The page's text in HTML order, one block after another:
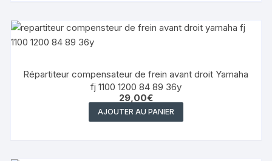
Répartiteur compensateur de frein avant droit Yamaha
fj 1100 1200 84 89 36y
29,00€
AJOUTER AU PANIER